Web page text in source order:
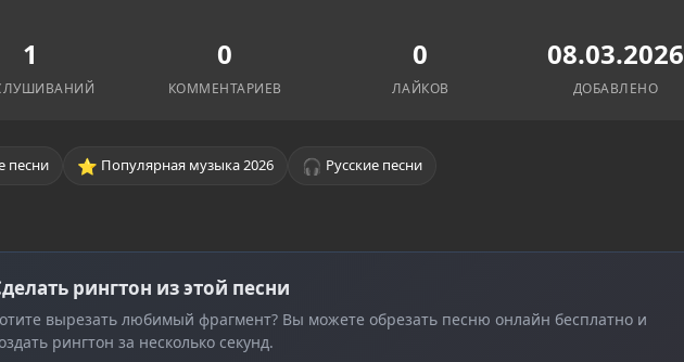
1 0
КОММЕНТАРИЕВ
0
ЛАЙКОВ
08.03.2026
ДОБАВЛЕНО
песни ⭐ Популярная музыка 2026 🎧 Русские песни
рингтон из этой песни
вырезать любимый фрагмент? Вы можете обрезать песню онлайн бесплатно и
рингтон за несколько секунд.